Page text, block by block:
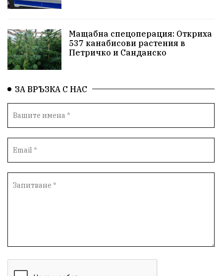
домашно насилие Пътна безопасност ГДБОП
Проверки здравеопазване Росен Желязков
БАБХ Фестивал Андрей Гюров
Инфраструктура Протести инциденти
Дупница
Бюджет 2026 Нападение Изложба
Обществени Поръчки марихуана
Мащабна спецоперация: Откриха
537 канабисови растения в
Петричко и Санданско
ЗА ВРЪЗКА С НАС